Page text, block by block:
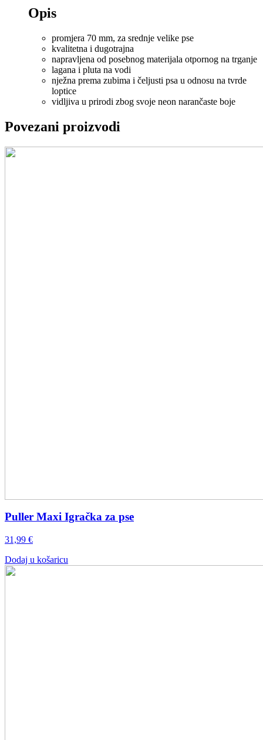
Opis
promjera 70 mm, za srednje velike pse
kvalitetna i dugotrajna
napravljena od posebnog materijala otpornog na trganje
lagana i pluta na vodi
nježna prema zubima i čeljusti psa u odnosu na tvrde
loptice
vidljiva u prirodi zbog svoje neon narančaste boje
Povezani proizvodi
Puller Maxi Igračka za pse
31,99 €
Dodaj u košaricu